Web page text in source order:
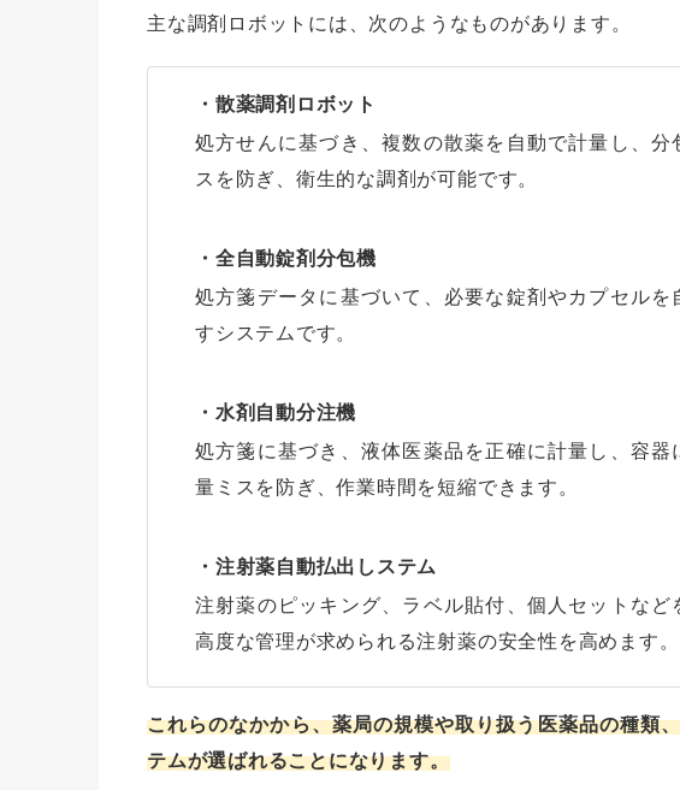
主な調剤ロボットには、次のようなものがあります。
・散薬調剤ロボット
処方せんに基づき、複数の散薬を自動で計量し、分
スを防ぎ、衛生的な調剤が可能です。
・全自動錠剤分包機
処方箋データに基づいて、必要な錠剤やカプセルを
すシステムです。
・水剤自動分注機
処方箋に基づき、液体医薬品を正確に計量し、容
量ミスを防ぎ、作業時間を短縮できます。
・注射薬自動払出しステム
注射薬のピッキング、ラベル貼付、個人セットなど
高度な管理が求められる注射薬の安全性を高めます。
これらのなかから、薬局の規模や取り扱う医薬品の種類
テムが選ばれることになります。